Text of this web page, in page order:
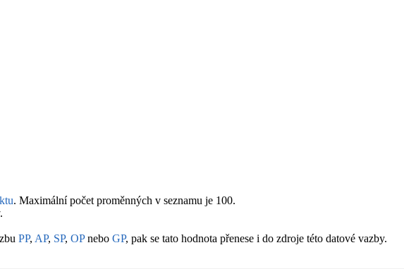
. Maximální počet proměnných v seznamu je 100.
PP, AP, SP, OPnebo GP, pak se tato hodnota přenese i do zdroje této datové vazby.